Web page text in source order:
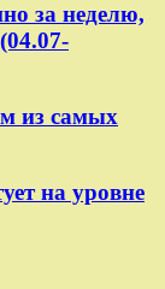
за неделю,
из самых
на уровне